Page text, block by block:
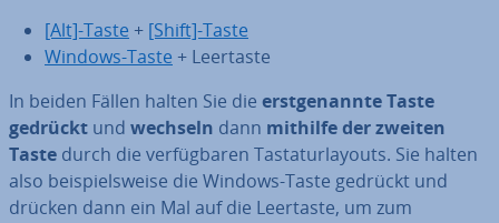
[Alt]-Taste + [Shift]-Taste
Windows-Taste + Leertaste
In beiden Fällen halten Sie die erst­ge­nann­te Taste
gedrückt und wechseln dann mithilfe der zweiten
Taste durch die ver­füg­ba­ren Tas­ta­tur­lay­outs. Sie halten
also bei­spiels­wei­se die Windows-Taste gedrückt und
drücken dann ein Mal auf die Leertaste, um zum